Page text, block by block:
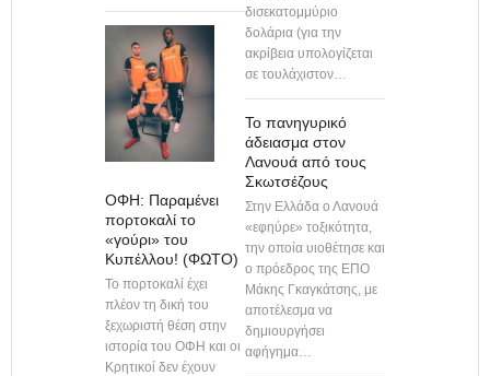
ΟΦΗ: Παραμένει
πορτοκαλί το
«γούρι» του
Κυπέλλου! (ΦΩΤΟ)
Το πορτοκαλί έχει
πλέον τη δική του
ξεχωριστή θέση στην
ιστορία του ΟΦΗ και οι
Κρητικοί δεν έχουν
δισεκατομμύριο
δολάρια (για την
ακρίβεια υπολογίζεται
σε τουλάχιστον…
Το πανηγυρικό
άδειασμα στον
Λανουά από τους
Σκωτσέζους
Στην Ελλάδα ο Λανουά
«εφηύρε» τοξικότητα,
την οποία υιοθέτησε και
ο πρόεδρος της ΕΠΟ
Μάκης Γκαγκάτσης, με
αποτέλεσμα να
δημιουργήσει
αφήγημα…